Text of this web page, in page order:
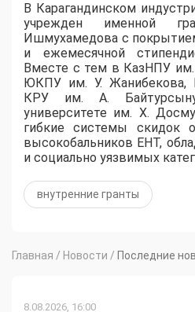
​В Карагандинском
учрежден именной
Ишмухамедова с
и ежемесячной
Вместе с тем в КазНПУ им.
ЮКПУ им. У. Жанибекова,
КРУ им. А.
университете им. Х.
гибкие системы скидок
высокобальников ЕНТ,
и социально уязвимых
внутренние гранты
Главная / Новости / Последние
8.08.2026, 16:00